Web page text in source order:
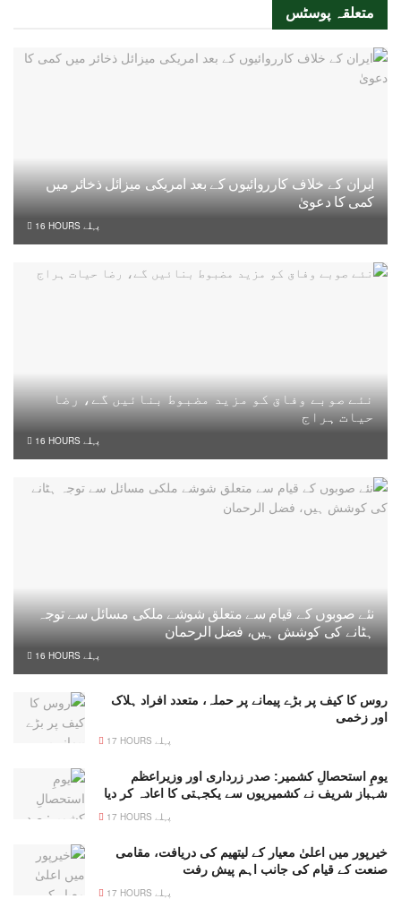
متعلقہ پوسٹس
ایران کے خلاف کارروائیوں کے بعد امریکی میزائل ذخائر میں
کمی کا دعویٰ
16 HOURS پہلے
نئے صوبے وفاق کو مزید مضبوط بنائیں گے، رضا
حیات ہراج
16 HOURS پہلے
نئے صوبوں کے قیام سے متعلق شوشے ملکی مسائل سے توجہ
ہٹانے کی کوشش ہیں، فضل الرحمان
16 HOURS پہلے
روس کا کیف پر بڑے پیمانے پر حملہ، متعدد افراد ہلاک
اور زخمی
17 HOURS پہلے
یومِ استحصالِ کشمیر: صدر زرداری اور وزیراعظم
شہباز شریف نے کشمیریوں سے یکجہتی کا اعادہ کر دیا
17 HOURS پہلے
خیرپور میں اعلیٰ معیار کے لیتھیم کی دریافت، مقامی
صنعت کے قیام کی جانب اہم پیش رفت
17 HOURS پہلے